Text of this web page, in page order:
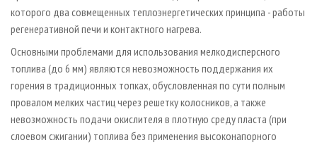
которого два совмещенных теплоэнергетических принципа - работы
регенеративной печи и контактного нагрева.
Основными проблемами для использования мелкодисперсного
топлива (до 6 мм) являются невозможность поддержания их
горения в традиционных топках, обусловленная по сути полным
провалом мелких частиц через решетку колосников, а также
невозможность подачи окислителя в плотную среду пласта (при
слоевом сжигании) топлива без применения высоконапорного